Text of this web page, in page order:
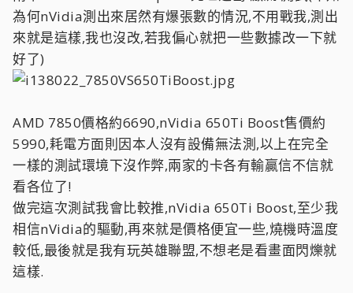
為何nVidia測出來居然有爆張數的情況,不用戰我,測出
來就是這樣,我也沒改,若我偏心就把一些數據改一下就
好了)
AMD 7850價格約6690,nVidia 650Ti Boost售價約
5990,耗電方面則因本人沒有設備無法測,以上在完全
一樣的測試環境下沒作弊,兩家的卡各有輸贏信不信就
看各位了!
做完這次測試我會比較推,nVidia 650Ti Boost,至少我
相信nVidia的驅動,再來就是價格便宜一些,燒機時溫度
較低,最後就是我有玩英雄聯盟,不想老是看畫面閃爍就
這樣.